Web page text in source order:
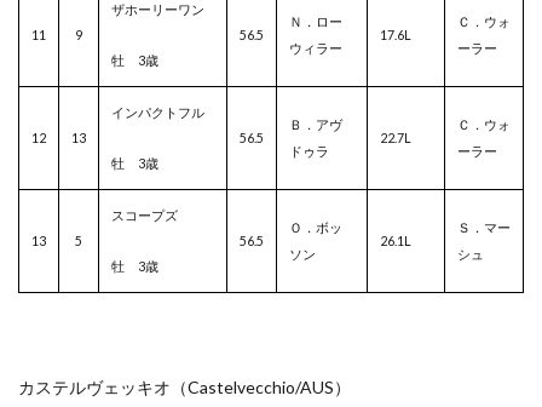
11 9
ザホーリーワン
牡 3歳
56.5
Ｎ．ロー
ウィラー
17.6L
Ｃ．ウォ
ーラー
12 13
インパクトフル
牡 3歳
56.5
Ｂ．アヴ
ドゥラ
22.7L
Ｃ．ウォ
ーラー
13 5
スコープズ
牡 3歳
56.5
Ｏ．ボッ
ソン
26.1L
Ｓ．マー
シュ
カステルヴェッキオ（Castelvecchio/AUS）